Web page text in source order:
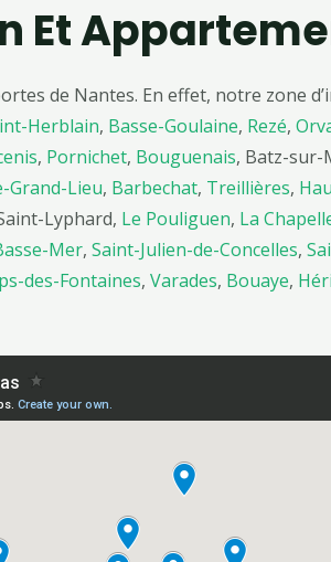
Et
de Nantes. En effet, notre zone
Herblain, Basse-Goulaine, Rezé,
, Pornichet, Bouguenais, Batz-sur-
Grand-Lieu, Barbechat, Treillières,
Lyphard, Le Pouliguen, La
Mer, Saint-Julien-de-Concelles,
des-Fontaines, Varades, Bouaye,